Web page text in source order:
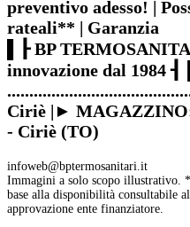
preventivo adesso! |
rateali** | Garanzia
▌┠ BP
innovazione dal 1984 ┨▐
Ciriè |► MAGAZZINO:
- Ciriè (TO)
infoweb@bptermosanitari.it
Immagini a solo scopo illustrativo.
base alla disponibilità consultabile
approvazione ente finanziatore.